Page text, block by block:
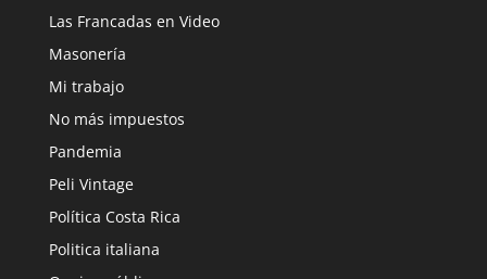
Las Francadas en Video
Masonería
Mi trabajo
No más impuestos
Pandemia
Peli Vintage
Política Costa Rica
Politica italiana